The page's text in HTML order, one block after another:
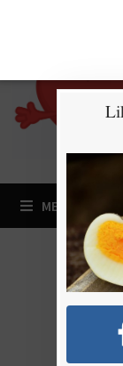
MENY